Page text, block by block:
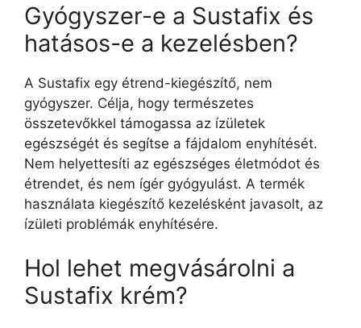
Gyógyszer-e a Sustafix és
hatásos-e a kezelésben?
A Sustafix egy étrend-kiegészítő, nem
gyógyszer. Célja, hogy természetes
összetevőkkel támogassa az ízületek
egészségét és segítse a fájdalom enyhítését.
Nem helyettesíti az egészséges életmódot és
étrendet, és nem ígér gyógyulást. A termék
használata kiegészítő kezelésként javasolt, az
ízületi problémák enyhítésére.
Hol lehet megvásárolni a
Sustafix krém?